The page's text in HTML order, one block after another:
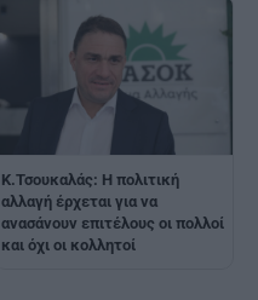
Κ.Τσουκαλάς: Η πολιτική
αλλαγή έρχεται για να
ανασάνουν επιτέλους οι πολλοί
και όχι οι κολλητοί